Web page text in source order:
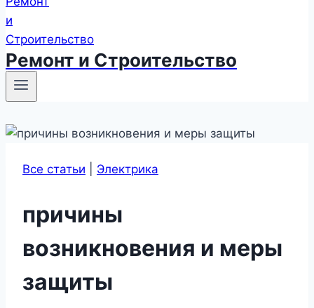
Ремонт и Строительство
Все статьи Электрика
причины
возникновения и меры
защиты